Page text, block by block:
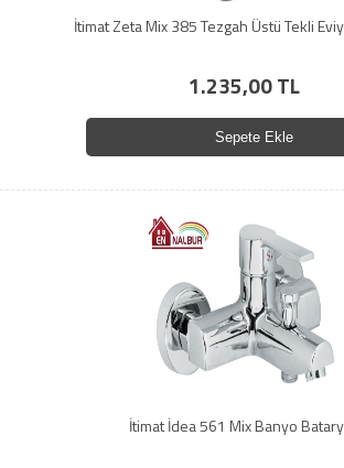
İtimat Zeta Mix 385 Tezgah Üstü Tekli
1.235,00 TL
Sepete Ekle
İtimat İdea 561 Mix Banyo